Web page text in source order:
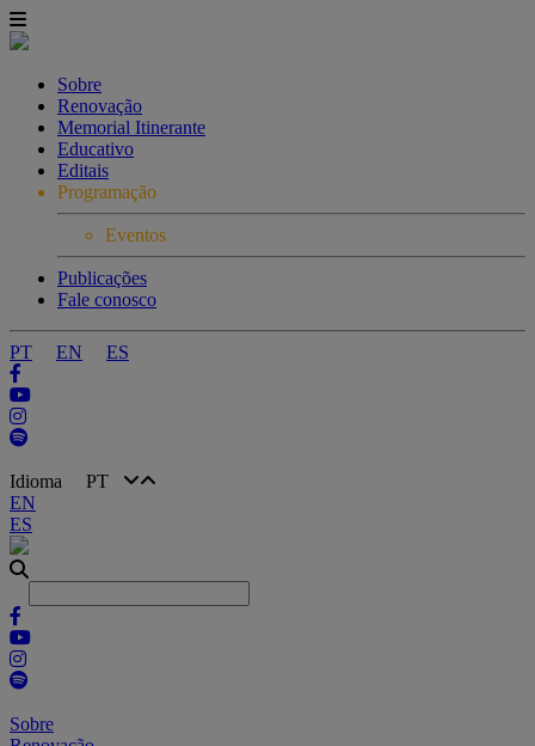
Sobre
Renovação
Memorial Itinerante
Educativo
Editais
Programação
Eventos
Publicações
Fale conosco
PT EN ES
Idioma PT
EN
ES
Sobre